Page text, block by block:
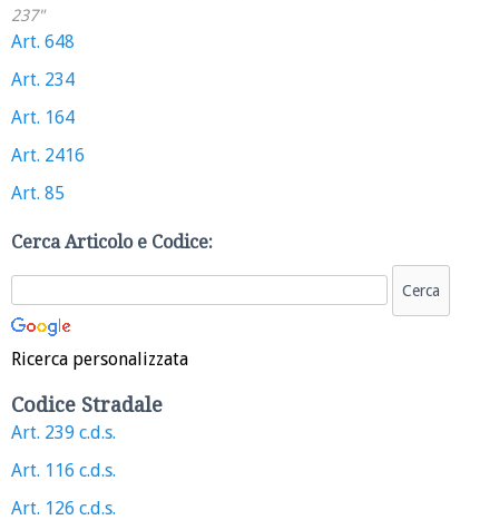
237"
Art. 648
Art. 234
Art. 164
Art. 2416
Art. 85
Cerca Articolo e Codice:
Ricerca personalizzata
Codice Stradale
Art. 239 c.d.s.
Art. 116 c.d.s.
Art. 126 c.d.s.